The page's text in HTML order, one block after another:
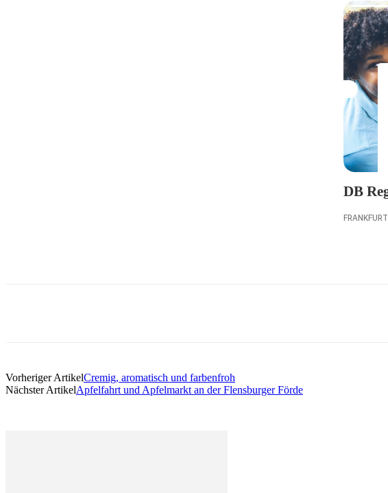
Vorheriger ArtikelCremig, aromatisch und farbenfroh
Nächster ArtikelApfelfahrt und Apfelmarkt an der Flensburger Förde